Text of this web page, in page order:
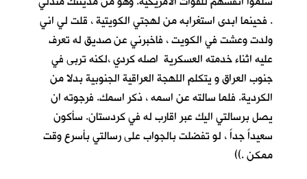
. فحينما ابدى استغرابه من لهجتي الكويتية ، قلت لي اني
ولدت وعشت في الكويت ، فاخبرني عن صديق له تعرف
عليه اثناء خدمته العسكرية اصله كردي ،لكنه تربى في
جنوب العراق و يتكلم اللهجة العراقية الجنوبية بدلا من
الكردية. فلما سالته عن اسمه ، ذكر اسمك. فرجوته ان
يصل برسالتي اليك عبر اقارب له في كردستان. سأكون
سعيداً جداً ، لو تفضلت بالجواب على رسالتي بأسرع وقت
ممكن .))